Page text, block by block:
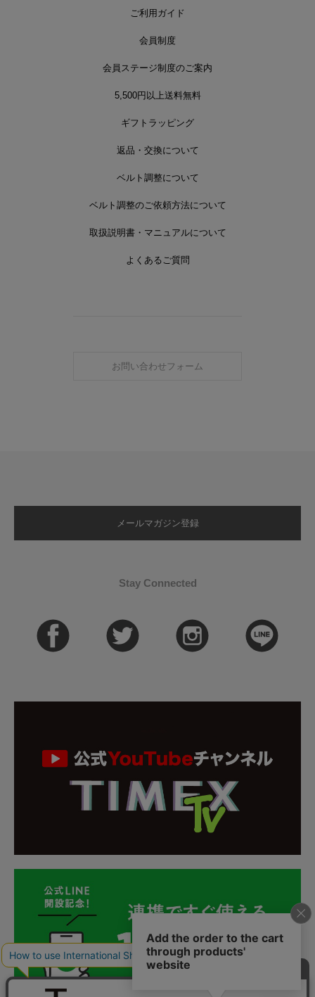
ご利用ガイド
会員制度
会員ステージ制度のご案内
5,500円以上送料無料
ギフトラッピング
返品・交換について
ベルト調整について
ベルト調整のご依頼方法について
取扱説明書・マニュアルについて
よくあるご質問
お問い合わせフォーム
メールマガジン登録
Stay Connected